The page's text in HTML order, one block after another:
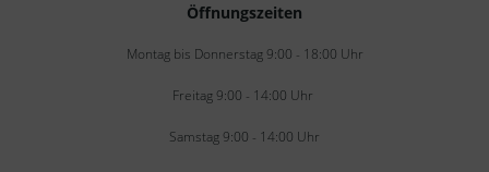
Öffnungszeiten
Montag bis Donnerstag 9:00 - 18:00 Uhr
Freitag 9:00 - 14:00 Uhr
Samstag 9:00 - 14:00 Uhr